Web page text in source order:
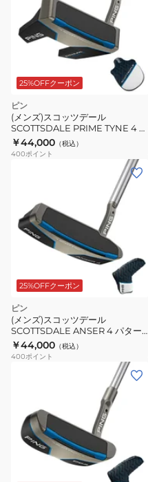
25%OFFクーポン
ピン
(メンズ)スコッツデール
SCOTTSDALE PRIME TYNE 4 パ
ター(ロフト3度)Stepless Steel
￥44,000 （税込）
400ポイント
25%OFFクーポン
ピン
(メンズ)スコッツデール
SCOTTSDALE ANSER 4 パター
(ロフト3度)Stepless Steel
￥44,000 （税込）
400ポイント